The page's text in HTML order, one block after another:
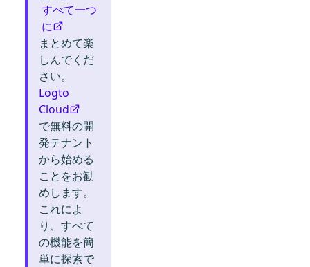
すべて一つ
に
まとめて楽
しんでくだ
さい。
Logto
Cloud
で無料の開
発テナント
から始める
ことをお勧
めします。
これによ
り、すべて
の機能を簡
単に探索で